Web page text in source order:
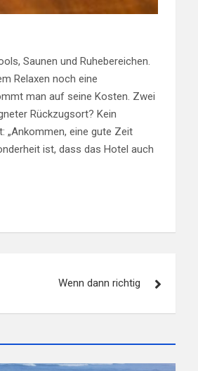
Saunen und Ruhebereichen.
Relaxen noch eine
man auf seine Kosten. Zwei
Rückzugsort? Kein
„Ankommen, eine gute Zeit
ist, dass das Hotel auch
Wenn dann richtig